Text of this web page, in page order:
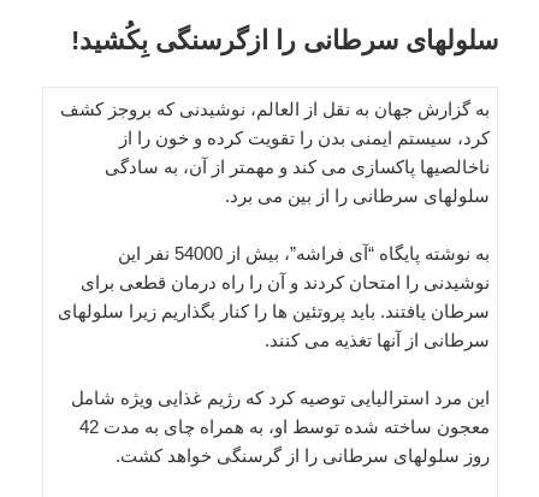
سلولهای سرطانی را ازگرسنگی بِکُشید!
به گزارش جهان به نقل از العالم، نوشیدنی که بروجز کشف
کرد، سیستم ایمنی بدن را تقویت کرده و خون را از
ناخالصیها پاکسازی می کند و مهمتر از آن، به سادگی
سلولهای سرطانی را از بین می برد.
به نوشته پایگاه “آی فراشه”، بیش از 54000 نفر این
نوشیدنی را امتحان کردند و آن را راه درمان قطعی برای
سرطان یافتند. باید پروتئین ها را کنار بگذاریم زیرا سلولهای
سرطانی از آنها تغذیه می کنند.
این مرد استرالیایی توصیه کرد که رژیم غذایی ویژه شامل
معجون ساخته شده توسط او، به همراه چای به مدت 42
روز سلولهای سرطانی را از گرسنگی خواهد کشت.